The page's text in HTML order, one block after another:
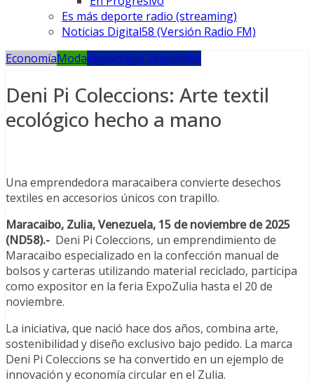
Es más deporte radio (streaming)
Noticias Digital58 (Versión Radio FM)
EconomíaModaReportajes Especiales
Deni Pi Coleccions: Arte textil
ecológico hecho a mano
Una emprendedora maracaibera convierte desechos
textiles en accesorios únicos con trapillo.
Maracaibo, Zulia, Venezuela, 15 de noviembre de 2025
(ND58).- Deni Pi Coleccions, un emprendimiento de
Maracaibo especializado en la confección manual de
bolsos y carteras utilizando material reciclado, participa
como expositor en la feria ExpoZulia hasta el 20 de
noviembre.
La iniciativa, que nació hace dos años, combina arte,
sostenibilidad y diseño exclusivo bajo pedido. La marca
Deni Pi Coleccions se ha convertido en un ejemplo de
innovación y economía circular en el Zulia.